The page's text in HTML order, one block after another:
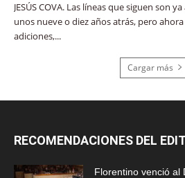
JESÚS COVA. Las líneas que siguen son
unos nueve o diez años atrás, pero
adiciones,...
Cargar más
RECOMENDACIONES DEL
Florentino venció al